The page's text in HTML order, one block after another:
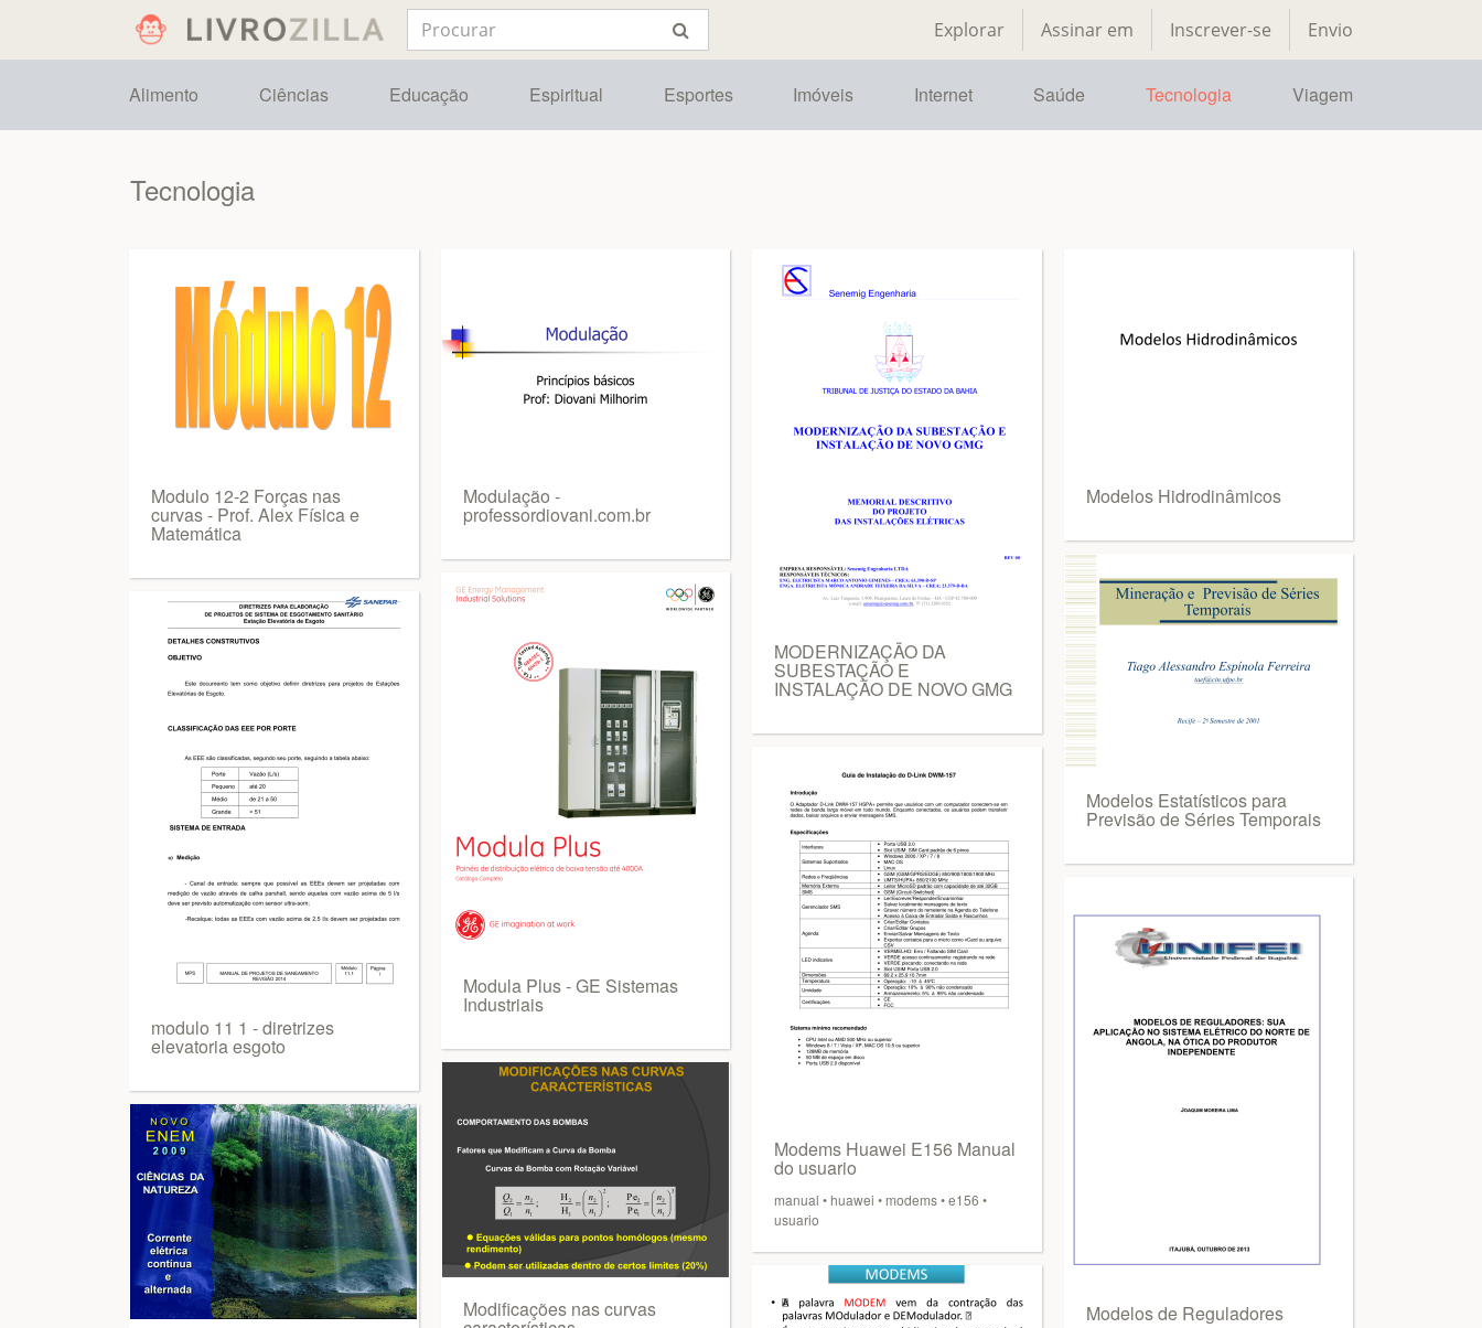
Explorar Assinar em Inscrever-se Envio
Alimento Ciências Educação Espiritual Esportes Imóveis Internet Saúde Tecnologia Viagem
Tecnologia
Modulo 12-2 Forças nas
curvas - Prof. Alex Física e
Matemática
modulo 11 1 - diretrizes
elevatoria esgoto
Modulação -
professordiovani.com.br
Modula Plus - GE Sistemas
Industriais
Modificações nas curvas
MODERNIZAÇÃO DA
SUBESTAÇÃO E
INSTALAÇÃO DE NOVO GMG
Modems Huawei E156 Manual
do usuario
manual •huawei • modems•e156 •
usuario
Modelos Hidrodinâmicos
Modelos Estatísticos para
Previsão de Séries Temporais
Modelos de Reguladores